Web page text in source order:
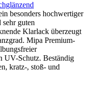
besonders hochwertiger
guten
Klarlack überzeugt
Mipa Premium-
UV-Schutz. Beständig
kratz-, stoß- und